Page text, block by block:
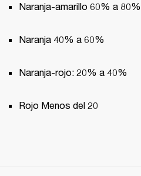
Naranja-amarillo 60% a 80%
Naranja 40% a 60%
Naranja-rojo: 20% a 40%
Rojo Menos del 20